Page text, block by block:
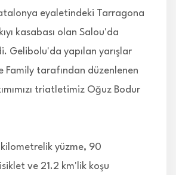
eyaletindeki Tarragona
kasabası olan Salou'da
Gelibolu'da yapılan yarışlar
Family tarafından düzenlenen
triatletimiz Oğuz Bodur
kilometrelik yüzme, 90
ve 21.2 km'lik koşu